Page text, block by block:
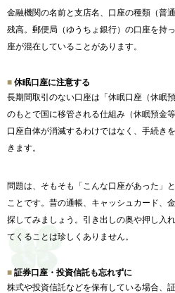
金融機関の名前と支店名、口座の種類（普
残高。郵便局（ゆうちょ銀行）の口座を持
座が混在していることがあります。
休眠口座に注意する
長期間取引のない口座は「休眠口座（休眠
のもとで国に移管される仕組み（休眠預金
口座自体が消滅するわけではなく、手続き
きます。
問題は、そもそも「こんな口座があった」
ことです。昔の通帳、キャッシュカード、
探してみましょう。引き出しの奥や押し入
てくることは珍しくありません。
証券口座・投資信託も忘れずに
株式や投資信託などを保有している場合、